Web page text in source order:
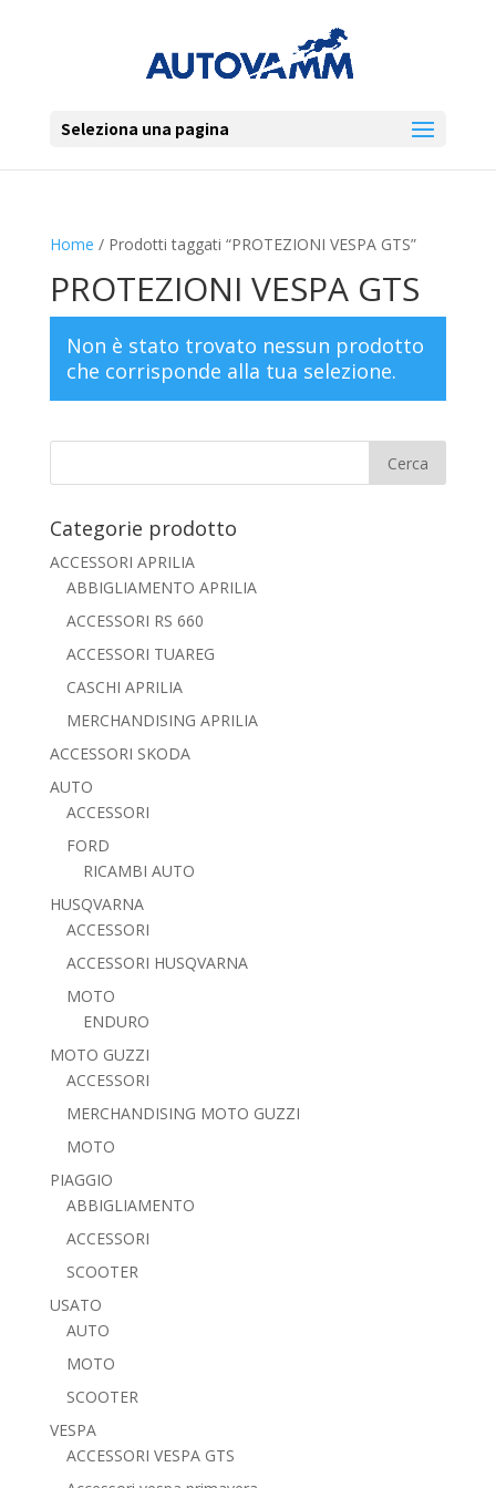
Seleziona una pagina
Home / Prodotti taggati “PROTEZIONI VESPA GTS”
PROTEZIONI VESPA GTS
Non è stato trovato nessun prodotto
che corrisponde alla tua selezione.
Categorie prodotto
ACCESSORI APRILIA
ABBIGLIAMENTO APRILIA
ACCESSORI RS 660
ACCESSORI TUAREG
CASCHI APRILIA
MERCHANDISING APRILIA
ACCESSORI SKODA
AUTO
ACCESSORI
FORD
RICAMBI AUTO
HUSQVARNA
ACCESSORI
ACCESSORI HUSQVARNA
MOTO
ENDURO
MOTO GUZZI
ACCESSORI
MERCHANDISING MOTO GUZZI
MOTO
PIAGGIO
ABBIGLIAMENTO
ACCESSORI
SCOOTER
USATO
AUTO
MOTO
SCOOTER
VESPA
ACCESSORI VESPA GTS